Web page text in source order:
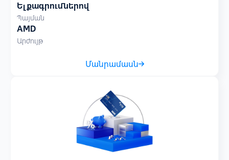
Ելքագրումներով
Պայման
AMD
Արժույթ
Մանրամասն